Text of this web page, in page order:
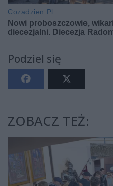
Podziel się
ZOBACZ TEŻ: